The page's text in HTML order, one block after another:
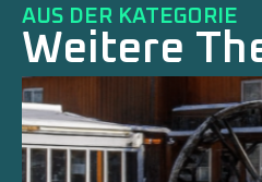
AUS DER KATEGORIE
Weitere